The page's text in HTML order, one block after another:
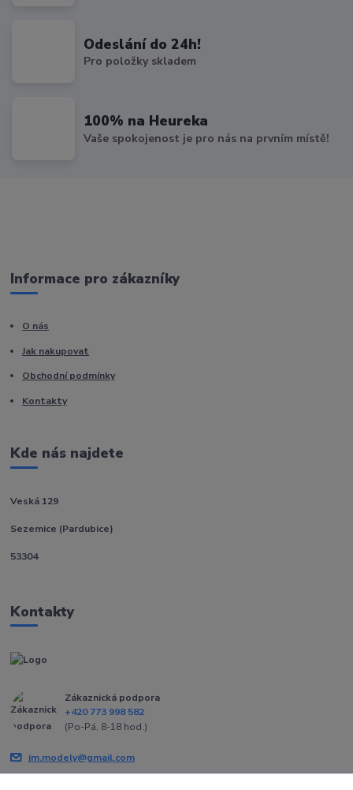
Odeslání do 24h!
Pro položky skladem
100% na Heureka
Vaše spokojenost je pro nás na prvním místě!
Informace pro zákazníky
O nás
Jak nakupovat
Obchodní podmínky
Kontakty
Kde nás najdete
Veská 129
Sezemice (Pardubice)
53304
Kontakty
Zákaznická podpora
+420 773 998 582
(Po-Pá, 8-18 hod.)
jm.modely@gmail.com